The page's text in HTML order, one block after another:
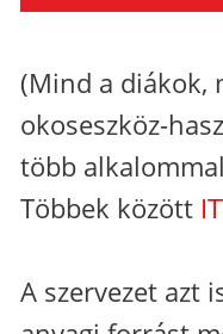
(Mind a diákok,
okoseszköz-
több
Többek között
A szervezet azt